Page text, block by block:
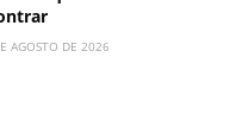
AGOSTO DE 2026